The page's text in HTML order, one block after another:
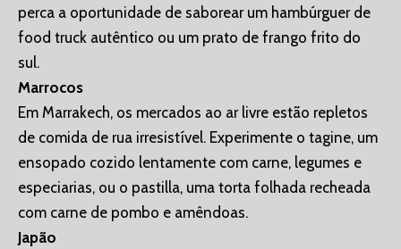
perca a oportunidade de saborear um hambúrguer de
food truck autêntico ou um prato de frango frito do
sul.
Marrocos
Em Marrakech, os mercados ao ar livre estão repletos
de comida de rua irresistível. Experimente o tagine, um
ensopado cozido lentamente com carne, legumes e
especiarias, ou o pastilla, uma torta folhada recheada
com carne de pombo e amêndoas.
Japão